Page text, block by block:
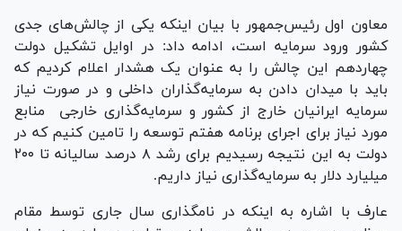
معاون اول رئیس‌جمهور با بیان اینکه یکی از چالش‌های جدی
کشور ورود سرمایه است، ادامه داد: در اوایل تشکیل دولت
چهاردهم این چالش را به عنوان یک هشدار اعلام کردیم که
باید با میدان دادن به سرمایه‌گذاران داخلی و در صورت نیاز
سرمایه ایرانیان خارج از کشور و سرمایه‌گذاری خارجی منابع
مورد نیاز برای اجرای برنامه هفتم توسعه را تامین کنیم که در
دولت به این نتیجه رسیدیم برای رشد ۸ درصد سالیانه تا ۲۰۰
میلیارد دلار به سرمایه‌گذاری نیاز داریم.
عارف با اشاره به اینکه در نامگذاری سال جاری توسط مقام